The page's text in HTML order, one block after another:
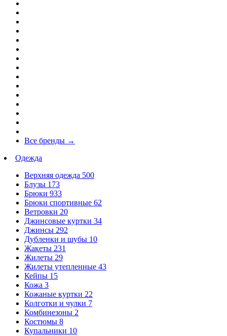
Все бренды →
Одежда
Верхняя одежда 500
Блузы 173
Брюки 933
Брюки спортивные 62
Ветровки 20
Джинсовые куртки 34
Джинсы 292
Дубленки и шубы 10
Жакеты 231
Жилеты 29
Жилеты утепленные 43
Кейпы 15
Кожа 3
Кожаные куртки 22
Колготки и чулки 7
Комбинезоны 2
Костюмы 8
Купальники 10